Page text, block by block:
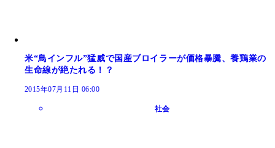
米“鳥インフル”猛威で国産ブロイラーが価格暴騰、養鶏業の
生命線が絶たれる！？
2015年07月11日 06:00
社会